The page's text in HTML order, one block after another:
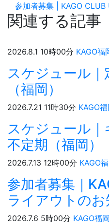
参加者募集 | KAGO CLUB
関連する記事
2026.8.1 10時00分 KAGO福
スケジュール
（福岡）
2026.7.21 11時30分 KAGO
スケジュール｜
不定期（福岡）
2026.7.13 12時00分 KAGO
参加者募集｜
ライアウトのお
2026.7.6 5時00分 KAGO福岡